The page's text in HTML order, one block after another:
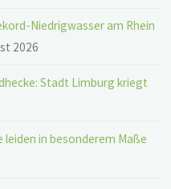
Niedrigwasser am Rhein
2026
Stadt Limburg kriegt
leiden in besonderem Maße